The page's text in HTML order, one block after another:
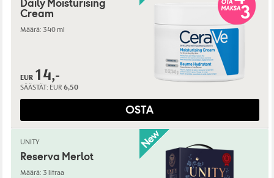
Daily Moisturising
Cream
Määrä: 340 ml
EUR 14,-
SÄÄSTÄT: EUR 6,50
OSTA
UNITY
Reserva Merlot
Määrä: 3 litraa